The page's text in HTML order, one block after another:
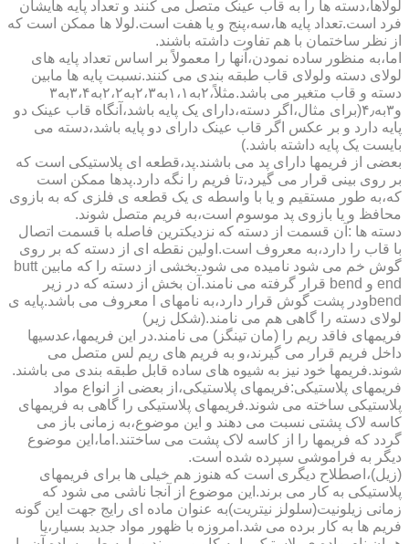
لولاها،دسته ها را به قاب عینک متصل می کنند و تعداد پایه هایشان
فرد است.تعداد پایه ها،سه،پنج و یا هفت است.لولا ها ممکن است که
از نظر ساختمان با هم تفاوت داشته باشند.
اما،به منظور ساده نمودن،آنها را معمولاً بر اساس تعداد پایه های
لولای دسته ولولای قاب طبقه بندی می کنند.نسبت پایه ها مابین
دسته و قاب متغیر می باشد.مثلاً،۲به۱،۱به۲،۳به۲،۲به۳،۴به۳
و۳به۴٫(برای مثال،اگر دسته،دارای یک پایه باشد،آنگاه قاب عینک دو
پایه دارد و بر عکس اگر قاب عینک دارای دو پایه باشد،دسته می
بایست یک پایه داشته باشد.)
بعضی از فریمها دارای پد می باشند.پد،قطعه ای پلاستیکی است که
بر روی بینی قرار می گیرد،تا فریم را نگه دارد.پدها ممکن است
که،به طور مستقیم و یا با واسطه ی یک قطعه ی فلزی که به بازوی
محافظ و یا بازوی پد موسوم است،به فریم متصل شوند.
دسته ها :آن قسمت از دسته که نزدیکترین فاصله با قسمت اتصال
با قاب را دارد،به معروف است.اولین نقطه ای از دسته که بر روی
گوش خم می شود نامیده می شود.بخشی از دسته را که مابین butt
end و bend قرار گرفته می نامند.آن بخش از دسته که در زیر
bendودر پشت گوش قرار دارد،به نامهای l معروف می باشد.پایه ی
لولای دسته را گاهی هم می نامند.(شکل زیر)
فریمهای فاقد ریم را (مان تینگز) می نامند.در این فریمها،عدسیها
داخل فریم قرار می گیرند،و به فریم های ریم لس متصل می
شوند.فریمها خود نیز به شیوه های ساده قابل طبقه بندی می باشند.
فریمهای پلاستیکی:فریمهای پلاستیکی،از بعضی از انواع مواد
پلاستیکی ساخته می شوند.فریمهای پلاستیکی را گاهی به فریمهای
کاسه لاک پشتی نسبت می دهند و این موضوع،به زمانی باز می
گردد که فریمها را از کاسه لاک پشت می ساختند.اما،این موضوع
دیگر به فراموشی سپرده شده است.
(زیل)،اصطلاح دیگری است که هنوز هم خیلی ها برای فریمهای
پلاستیکی به کار می برند.این موضوع از آنجا ناشی می شود که
زمانی زیلونیت(سلولز نیتریت)به عنوان ماده ای رایج جهت این گونه
فریم ها به کار برده می شد.امروزه با ظهور مواد جدید بسیار،یا